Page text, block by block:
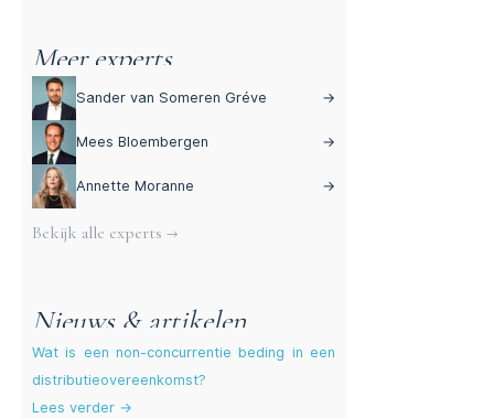
Meer experts
Sander van Someren Gréve →
Mees Bloembergen →
Annette Moranne →
Bekijk alle experts →
Nieuws & artikelen
Wat is een non-concurrentie beding in een
distributieovereenkomst?
Lees verder →